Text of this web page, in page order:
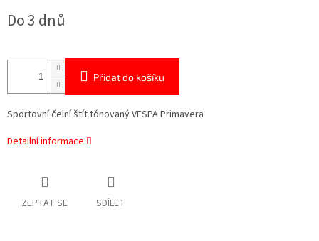
cena:
Do 3 dnů
Přidat do košíku
Sportovní čelní štít tónovaný VESPA Primavera
Detailní informace
ZEPTAT SE SDÍLET